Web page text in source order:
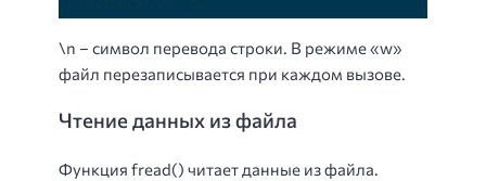
\n – символ перевода строки. В режиме «w»
файл перезаписывается при каждом вызове.
Чтение данных из файла
Функция fread() читает данные из файла.